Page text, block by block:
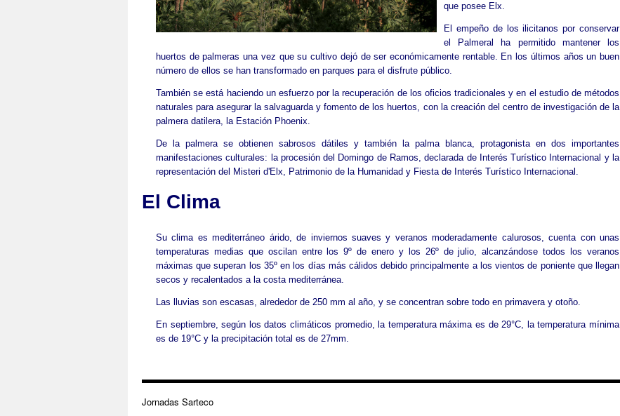
que posee Elx.
El empeño de los ilicitanos por conservar
el Palmeral ha permitido mantener los
huertos de palmeras una vez que su cultivo dejó de ser económicamente rentable. En los últimos años un buen
número de ellos se han transformado en parques para el disfrute público.
También se está haciendo un esfuerzo por la recuperación de los oficios tradicionales y en el estudio de métodos
naturales para asegurar la salvaguarda y fomento de los huertos, con la creación del centro de investigación de la
palmera datilera, la Estación Phoenix.
De la palmera se obtienen sabrosos dátiles y también la palma blanca, protagonista en dos importantes
manifestaciones culturales: la procesión del Domingo de Ramos, declarada de Interés Turístico Internacional y la
representación del Misteri d'Elx, Patrimonio de la Humanidad y Fiesta de Interés Turístico Internacional.
El Clima
Su clima es mediterráneo árido, de inviernos suaves y veranos moderadamente calurosos, cuenta con unas
temperaturas medias que oscilan entre los 9º de enero y los 26º de julio, alcanzándose todos los veranos
máximas que superan los 35º en los días más cálidos debido principalmente a los vientos de poniente que llegan
secos y recalentados a la costa mediterránea.
Las lluvias son escasas, alrededor de 250 mm al año, y se concentran sobre todo en primavera y otoño.
En septiembre, según los datos climáticos promedio, la temperatura máxima es de 29°C, la temperatura mínima
es de 19°C y la precipitación total es de 27mm.
Jornadas Sarteco